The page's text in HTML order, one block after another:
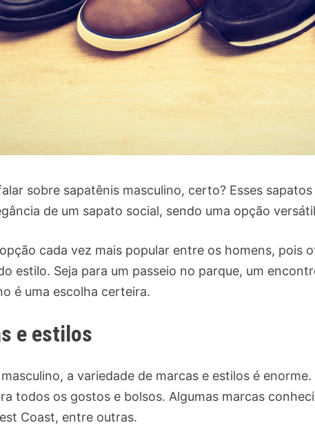
sobre sapatênis masculino, certo? Esses
de um sapato social, sendo uma opção
cada vez mais popular entre os homens, pois
estilo. Seja para um passeio no parque, um
é uma escolha certeira.
e estilos
a variedade de marcas e estilos é
todos os gostos e bolsos. Algumas marcas
Coast, entre outras.